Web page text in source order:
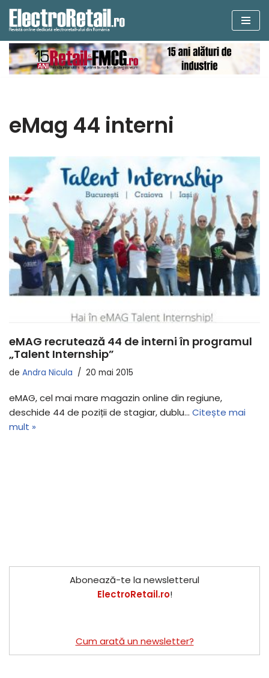
Sari
la
conținut
eMag 44 interni
eMAG recrutează 44 de interni în programul
„Talent Internship”
de Andra Nicula 20 mai 2015
eMAG, cel mai mare magazin online din regiune,
deschide 44 de poziții de stagiar, dublu… Citește mai
mult »
Abonează-te la newsletterul
ElectroRetail.ro!
Cum arată un newsletter?